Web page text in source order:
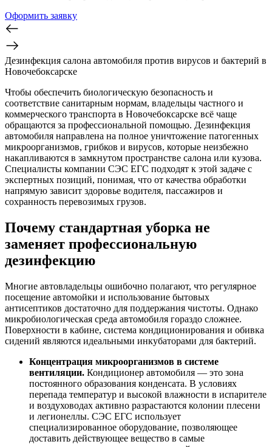
Оформить заявку
Дезинфекция салона автомобиля против вирусов и бактерий в
Новочебоксарске
Чтобы обеспечить биологическую безопасность и
соответствие санитарным нормам, владельцы частного и
коммерческого транспорта в Новочебоксарске всё чаще
обращаются за профессиональной помощью. Дезинфекция
автомобиля направлена на полное уничтожение патогенных
микроорганизмов, грибков и вирусов, которые неизбежно
накапливаются в замкнутом пространстве салона или кузова.
Специалисты компании СЭС ЕГС подходят к этой задаче с
экспертных позиций, понимая, что от качества обработки
напрямую зависит здоровье водителя, пассажиров и
сохранность перевозимых грузов.
Почему стандартная уборка не
заменяет профессиональную
дезинфекцию
Многие автовладельцы ошибочно полагают, что регулярное
посещение автомойки и использование бытовых
антисептиков достаточно для поддержания чистоты. Однако
микробиологическая среда автомобиля гораздо сложнее.
Поверхности в кабине, система кондиционирования и обивка
сидений являются идеальными инкубаторами для бактерий.
Концентрация микроорганизмов в системе
вентиляции. Кондиционер автомобиля — это зона
постоянного образования конденсата. В условиях
перепада температур и высокой влажности в испарителе
и воздуховодах активно разрастаются колонии плесени
и легионеллы. СЭС ЕГС использует
специализированное оборудование, позволяющее
доставить действующее вещество в самые